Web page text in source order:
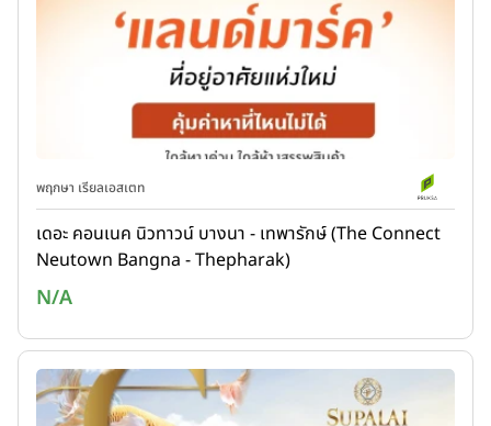
พฤกษา เรียลเอสเตท
เดอะ คอนเนค นิวทาวน์ บางนา - เทพารักษ์ (The Connect
Neutown Bangna - Thepharak)
N/A